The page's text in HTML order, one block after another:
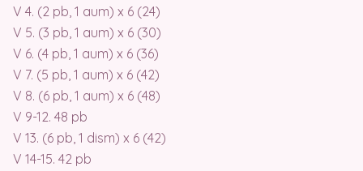
V 4. (2 pb, 1 aum) x 6 (24)
V 5. (3 pb, 1 aum) x 6 (30)
V 6. (4 pb, 1 aum) x 6 (36)
V 7. (5 pb, 1 aum) x 6 (42)
V 8. (6 pb, 1 aum) x 6 (48)
V 9-12. 48 pb
V 13. (6 pb, 1 dism) x 6 (42)
V 14-15. 42 pb